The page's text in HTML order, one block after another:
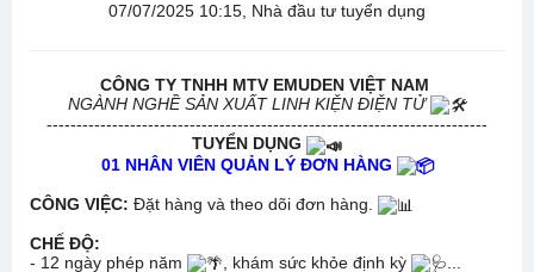
07/07/2025 10:15, Nhà đầu tư tuyển dụng
CÔNG TY TNHH MTV EMUDEN VIỆT NAM
NGÀNH NGHỀ SẢN XUẤT LINH KIỆN ĐIỆN TỬ
--------------------------------------------------------------------------
TUYỂN DỤNG
01 NHÂN VIÊN QUẢN LÝ ĐƠN HÀNG
CÔNG VIỆC: Đặt hàng và theo dõi đơn hàng.
CHẾ ĐỘ:
- 12 ngày phép năm
, khám sức khỏe định kỳ